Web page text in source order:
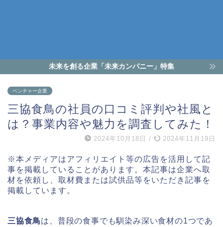
未来を創る企業「未来カンパニー」特集
ベンチャー企業
三協食鳥の社員の口コミ評判や社風と
は？事業内容や魅力を調査してみた！
2024年10月18日 / 2024年11月19日
※本メディアはアフィリエイト等の広告を活用して記
事を掲載していることがあります。本記事は企業へ取
材を依頼し、取材費または試供品等をいただき記事を
掲載しています。
三協食鳥は、普段の食事でも馴染み深い食材の1つであ